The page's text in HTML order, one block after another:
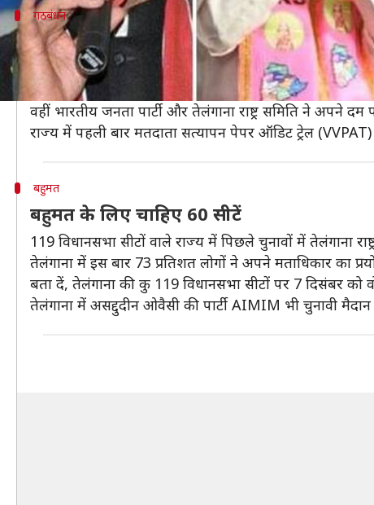
गठबंधन
कांग्रेस और TDP का गठबंधन
तेलंगाना में आज कुल 1,821 उम्मीदवारों के राजनीतिक किस्मत
राज्य में कांग्रेस ने तेलुगू देशम पार्टी (TDP), तेलंगाना जन
वहीं भारतीय जनता पार्टी और तेलंगाना राष्ट्र समिति ने अपने दम
राज्य में पहली बार मतदाता सत्यापन पेपर ऑडिट ट्रेल
बहुमत
बहुमत के लिए चाहिए 60 सीटें
119 विधानसभा सीटों वाले राज्य में पिछले चुनावों में तेलंगाना
तेलंगाना में इस बार 73 प्रतिशत लोगों ने अपने मताधिकार का
बता दें, तेलंगाना की कु 119 विधानसभा सीटों पर 7 दिसंबर
तेलंगाना में असद्दुदीन ओवैसी की पार्टी AIMIM भी चुनावी